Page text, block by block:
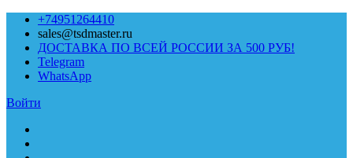
Перейти
содержимому
+74951264410
sales@tsdmaster.ru
ДОСТАВКА ПО ВСЕЙ РОССИИ ЗА 500 РУБ!
Telegram
WhatsApp
Войти